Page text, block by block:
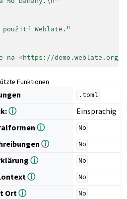
použití Weblate."
na <https://demo.weblate.org/
Funktionen
.toml
ⓘ
Einsprachig
ⓘ No
ⓘ No
ⓘ No
ⓘ No
Ortⓘ No